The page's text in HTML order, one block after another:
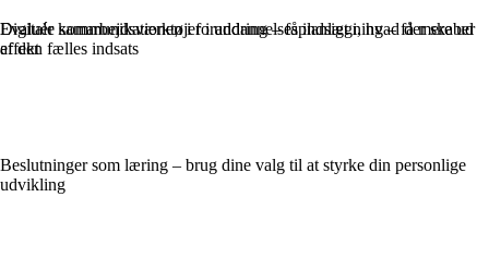
Evaluér kommunikationen i forandring – få indsigt i, hvad der skaber
effekt
Beslutninger som læring – brug dine valg til at styrke din personlige
udvikling
Digitale samarbejdsværktøjer i uddannelsesplanlægning – få mere ud
af den fælles indsats